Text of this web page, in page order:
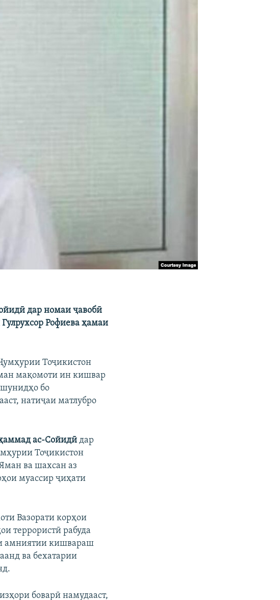
дар номаи ҷавобӣ
Рофиева ҳамаи
Тоҷикистон
мақомоти ин кишвар
бо
натиҷаи матлубро
ас-Сойидӣ дар
Тоҷикистон
ва шахсан аз
муассир ҷиҳати
Вазорати корҳои
террористӣ рабуда
амниятии кишвараш
ва бехатарии
боварӣ намудааст,